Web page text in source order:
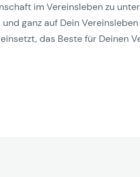
im Vereinsleben zu
ganz auf Dein
das Beste für Deinen